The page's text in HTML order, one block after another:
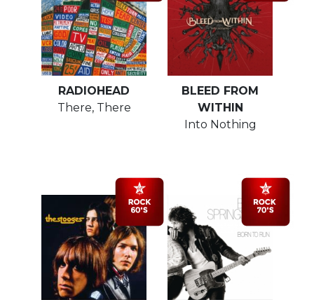
RADIOHEAD
There, There
BLEED FROM
WITHIN
Into Nothing